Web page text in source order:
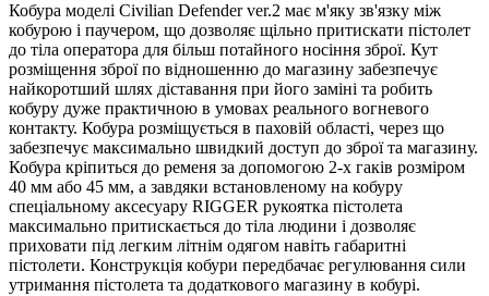
Кобура моделі Civilian Defender ver.2 має м'яку зв'язку між
кобурою і паучером, що дозволяє щільно притискати пістолет
до тіла оператора для більш потайного носіння зброї. Кут
розміщення зброї по відношенню до магазину забезпечує
найкоротший шлях діставання при його заміні та робить
кобуру дуже практичною в умовах реального вогневого
контакту. Кобура розміщується в паховій області, через що
забезпечує максимально швидкий доступ до зброї та магазину.
Кобура кріпиться до ременя за допомогою 2-х гаків розміром
40 мм або 45 мм, а завдяки встановленому на кобуру
спеціальному аксесуару RIGGER рукоятка пістолета
максимально притискається до тіла людини і дозволяє
приховати під легким літнім одягом навіть габаритні
пістолети. Конструкція кобури передбачає регулювання сили
утримання пістолета та додаткового магазину в кобурі.